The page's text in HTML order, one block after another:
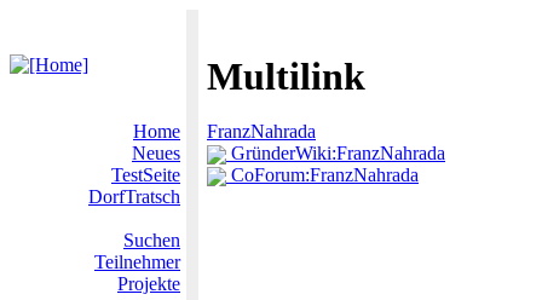
Multilink
Home
Neues
TestSeite
DorfTratsch
Suchen
Teilnehmer
Projekte
FranzNahrada
GründerWiki:FranzNahrada
CoForum:FranzNahrada